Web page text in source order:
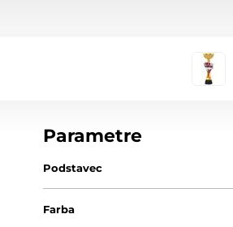
Parametre
Podstavec
Farba